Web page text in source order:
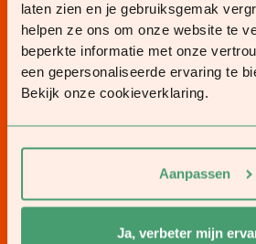
laten zien en je gebruiksgemak
helpen ze ons om onze website te
beperkte informatie met onze
een gepersonaliseerde ervaring te
Bekijk onze cookieverklaring.
Aanpassen
Ja, verbeter mijn